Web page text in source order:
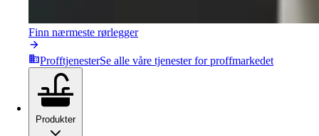
Finn nærmeste rørlegger
ProfftjenesterSe alle våre tjenester for proffmarkedet
Produkter